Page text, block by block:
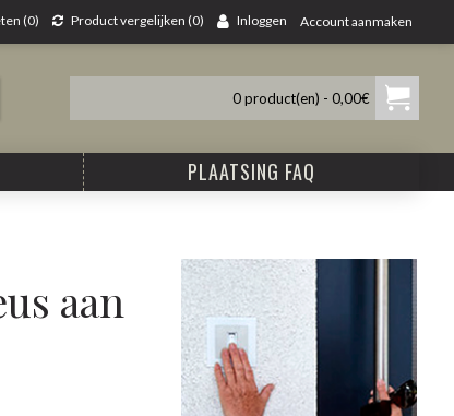
(0) Product vergelijken (0) Inloggen Account aanmaken
0 product(en) - 0,00€
PLAATSING FAQ
aan